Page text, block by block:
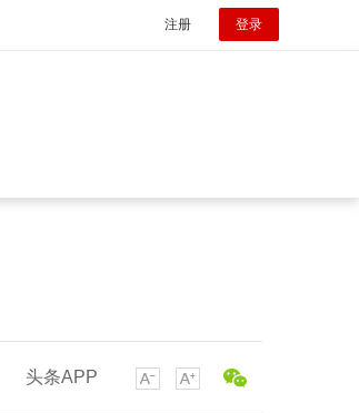
注册 登录
头条APP